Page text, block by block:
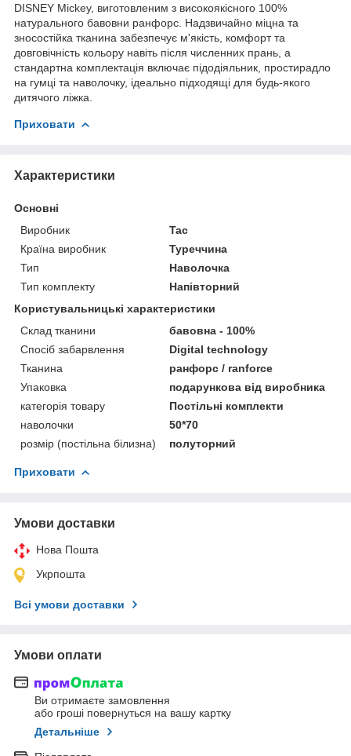
DISNEY Mickey, виготовленим з високоякісного 100%
натурального бавовни ранфорс. Надзвичайно міцна та
зносостійка тканина забезпечує м'якість, комфорт та
довговічність кольору навіть після численних прань, а
стандартна комплектація включає підодіяльник, простирадло
на гумці та наволочку, ідеально підходящі для будь-якого
дитячого ліжка.
Приховати
Характеристики
Основні
Виробник
Tac
Країна виробник
Туреччина
Тип
Наволочка
Тип комплекту
Напівторний
Користувальницькі характеристики
Склад тканини
бавовна - 100%
Спосіб забарвлення
Digital technology
Тканина
ранфорс / ranforce
Упаковка
подарункова від виробника
категорія товару
Постільні комплекти
наволочки
50*70
розмір (постільна білизна)
полуторний
Приховати
Умови доставки
Нова Пошта
Укрпошта
Всі умови доставки
Умови оплати
Ви отримаєте замовлення
або гроші повернуться на вашу картку
Детальніше